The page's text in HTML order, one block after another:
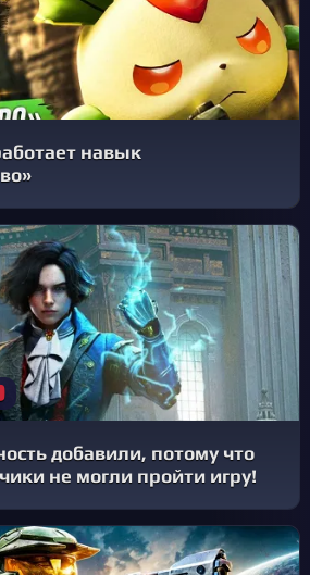
навык
добавили, потому что
не могли пройти игру!